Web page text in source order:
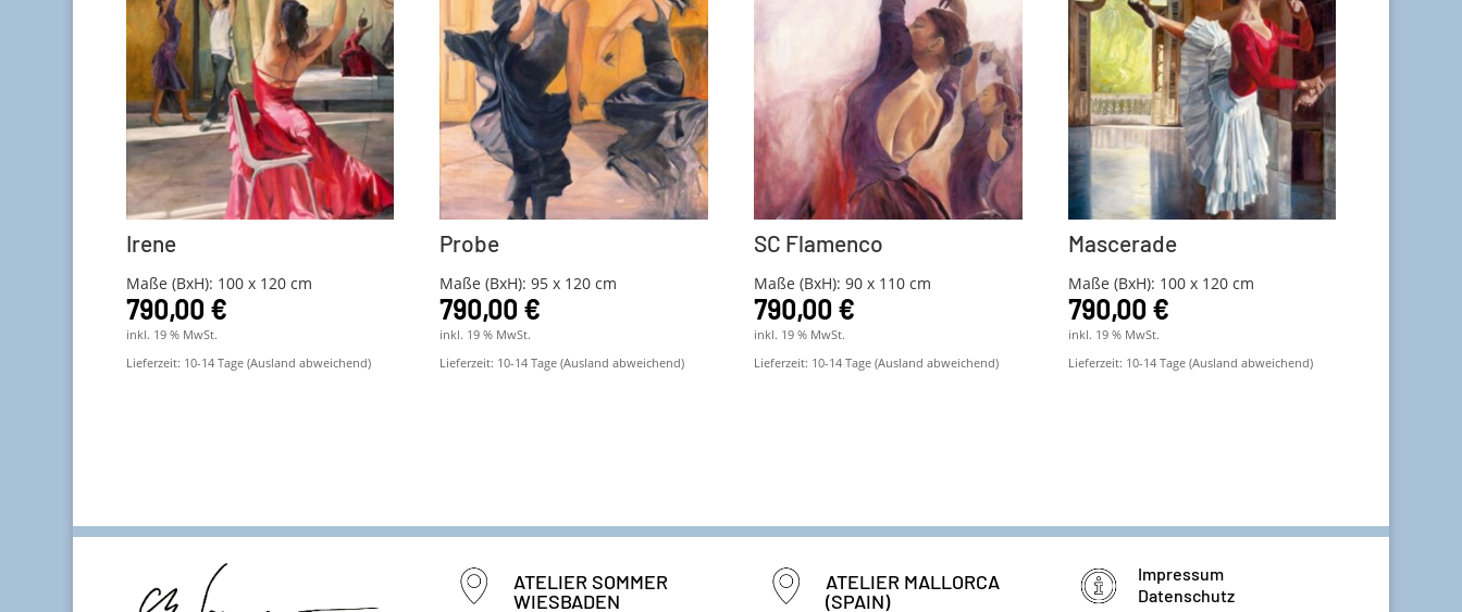
Irene
Maße (BxH): 100 x 120 cm
790,00 €
inkl. 19 % MwSt.
Lieferzeit: 10-14 Tage (Ausland abweichend)
Probe
Maße (BxH): 95 x 120 cm
790,00 €
inkl. 19 % MwSt.
Lieferzeit: 10-14 Tage (Ausland abweichend)
SC Flamenco
Maße (BxH): 90 x 110 cm
790,00 €
inkl. 19 % MwSt.
Lieferzeit: 10-14 Tage (Ausland abweichend)
Mascerade
Maße (BxH): 100 x 120 cm
790,00 €
inkl. 19 % MwSt.
Lieferzeit: 10-14 Tage (Ausland abweichend)
ATELIER SOMMER
WIESBADEN
ATELIER MALLORCA
(SPAIN)
Impressum
Datenschutz